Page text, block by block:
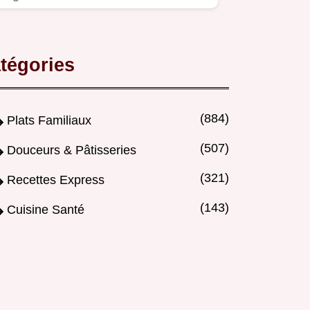
Plats Familiaux (884)
Douceurs & Pâtisseries (507)
Recettes Express (321)
Cuisine Santé (143)